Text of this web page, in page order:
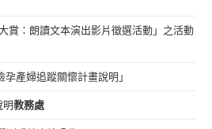
賞：朗讀文本演出影片徵選活動」之活動
產婦追蹤關懷計畫說明」
明教務處